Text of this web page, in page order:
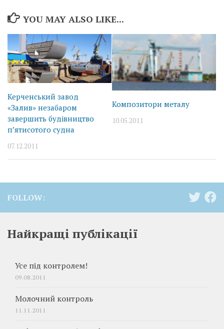
YOU MAY ALSO LIKE...
Керченський завод
«Залив» незабаром
завершить будівництво
п’ятисотого судна
07.12.2011
Композитори металу
10.05.2011
FOLLOW:
Найкращі публікації
Усе під контролем!
09.08.2011
Молочний контроль
11.11.2011